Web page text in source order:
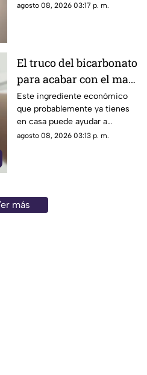
completamente quieto y no
agosto 08, 2026 03:17 p. m.
El truco del bicarbonato
para acabar con el mal
olor del refrigerador
Este ingrediente económico
que probablemente ya tienes
en casa puede ayudar a
neutralizar algunos olores
agosto 08, 2026 03:13 p. m.
más